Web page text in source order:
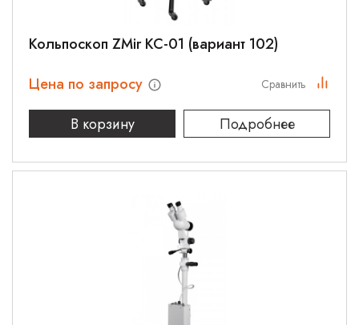
Кольпоскоп ZMir КС-01 (вариант 102)
Цена по запросу
В корзину
Подробнее
Сравнить